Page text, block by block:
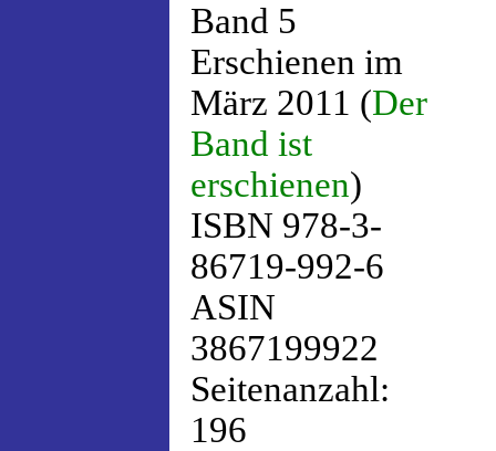
Band 5
Erschienen im
März 2011 (Der
Band ist
erschienen)
ISBN 978-3-
86719-992-6
ASIN
3867199922
Seitenanzahl:
196